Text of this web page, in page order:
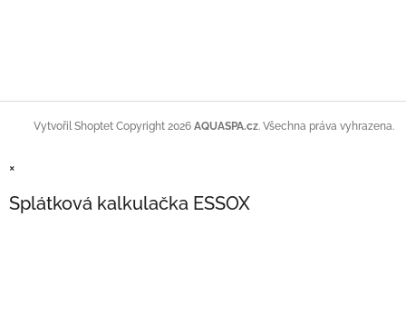
Vytvořil Shoptet Copyright 2026 AQUASPA.cz. Všechna práva vyhrazena.
×
Splátková kalkulačka ESSOX